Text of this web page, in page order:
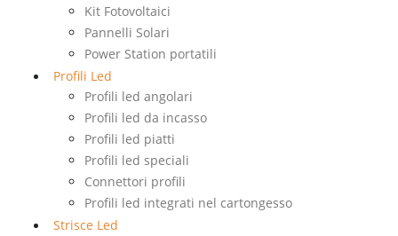
Kit Fotovoltaici
Pannelli Solari
Power Station portatili
Profili Led
Profili led angolari
Profili led da incasso
Profili led piatti
Profili led speciali
Connettori profili
Profili led integrati nel cartongesso
Strisce Led